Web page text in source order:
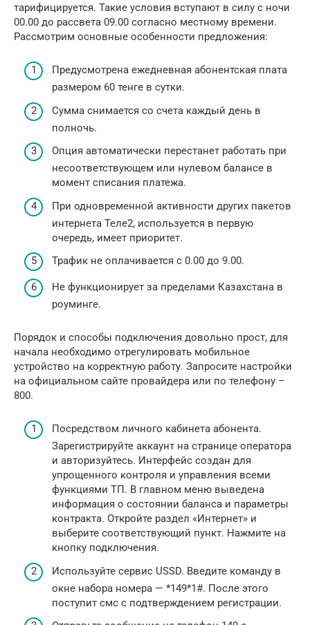
тарифицируется. Такие условия вступают в силу с ночи
00.00 до рассвета 09.00 согласно местному времени.
Рассмотрим основные особенности предложения:
Предусмотрена ежедневная абонентская плата
размером 60 тенге в сутки.
Сумма снимается со счета каждый день в
полночь.
Опция автоматически перестанет работать при
несоответствующем или нулевом балансе в
момент списания платежа.
При одновременной активности других пакетов
интернета Теле2, используется в первую
очередь, имеет приоритет.
Трафик не оплачивается с 0.00 до 9.00.
Не функционирует за пределами Казахстана в
роуминге.
Порядок и способы подключения довольно прост, для
начала необходимо отрегулировать мобильное
устройство на корректную работу. Запросите настройки
на официальном сайте провайдера или по телефону –
800.
Посредством личного кабинета абонента.
Зарегистрируйте аккаунт на странице оператора
и авторизуйтесь. Интерфейс создан для
упрощенного контроля и управления всеми
функциями ТП. В главном меню выведена
информация о состоянии баланса и параметры
контракта. Откройте раздел «Интернет» и
выберите соответствующий пункт. Нажмите на
кнопку подключения.
Используйте сервис USSD. Введите команду в
окне набора номера — *149*1#. После этого
поступит смс с подтверждением регистрации.